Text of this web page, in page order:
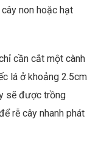
non hoặc hạt
cần cắt một cành
lá ở khoảng 2.5cm
sẽ được trồng
rễ cây nhanh phát